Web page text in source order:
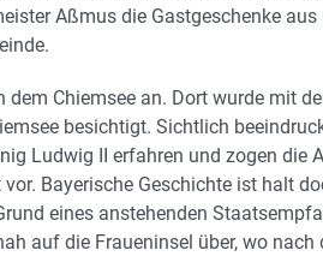
Aßmus die Gastgeschenke
Chiemsee an. Dort wurde mit
besichtigt. Sichtlich
Ludwig II erfahren und zogen die
Bayerische Geschichte ist halt
eines anstehenden
auf die Fraueninsel über, wo